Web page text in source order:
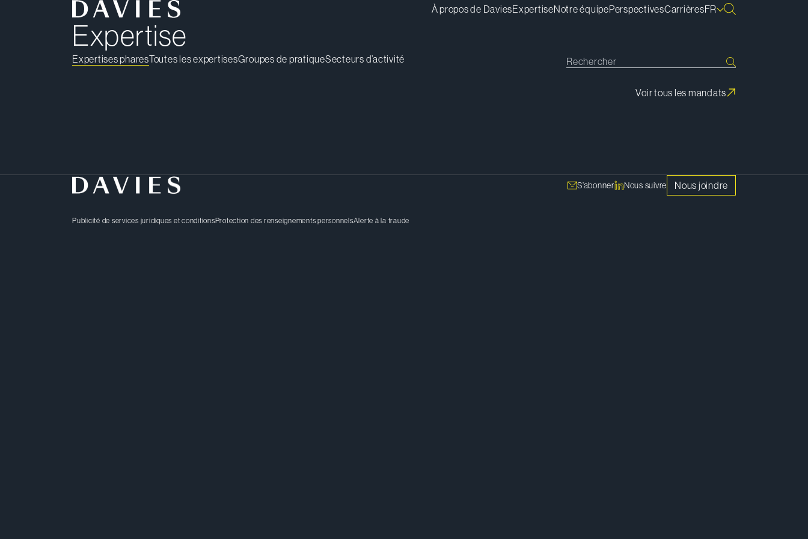
À propos de DaviesExpertiseNotre équipePerspectivesCarrièresFR
Expertise
Expertises pharesToutes les expertisesGroupes de pratiqueSecteurs d’activité
Voir tous les mandats
S’abonner Nous suivre Nous joindre
Publicité de services juridiques et conditionsProtection des renseignements personnelsAlerte à la fraude